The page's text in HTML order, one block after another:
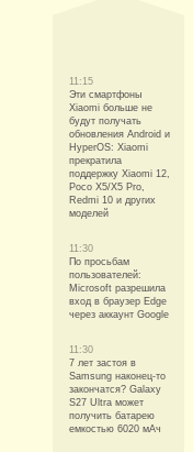
11:15
Эти смартфоны
Xiaomi больше не
будут получать
обновления Android и
HyperOS: Xiaomi
прекратила
поддержку Xiaomi 12,
Poco X5/X5 Pro,
Redmi 10 и других
моделей
11:30
По просьбам
пользователей:
Microsoft разрешила
вход в браузер Edge
через аккаунт Google
11:30
7 лет застоя в
Samsung наконец-то
закончатся? Galaxy
S27 Ultra может
получить батарею
емкостью 6020 мАч